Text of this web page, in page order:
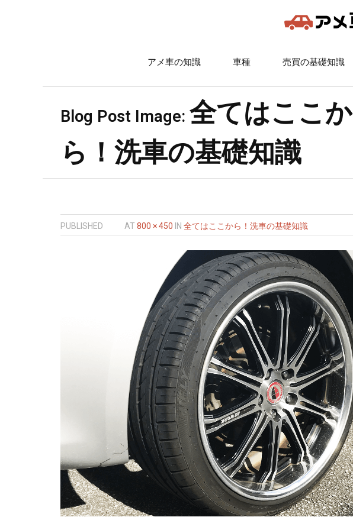
アメ車の知識 車種 売買の基礎知識
Blog Post Image: 全てはここか
ら！洗車の基礎知識
PUBLISHED AT 800 × 450 IN 全てはここから！洗車の基礎知識